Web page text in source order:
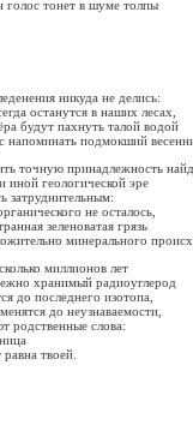
голос тонет в шуме толпы
никуда не делись:
останутся в наших лесах,
будут пахнуть талой водой
напоминать подмокший
точную принадлежность
иной геологической эре
затруднительным:
не осталось,
зеленоватая грязь
минерального
миллионов лет
хранимый радиоуглерод
до последнего изотопа,
до неузнаваемости,
родственные слова:
твоей.